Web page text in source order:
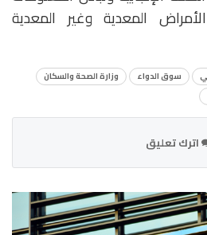
المعدية وغير المعدية
سوق الدواء
وزارة الصحة والسكان
اترك تعليق